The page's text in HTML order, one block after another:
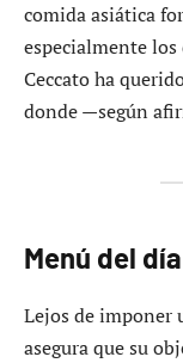
comida asiática
especialmente
Ceccato ha
donde —según
Menú del
Lejos de imponer
asegura que su